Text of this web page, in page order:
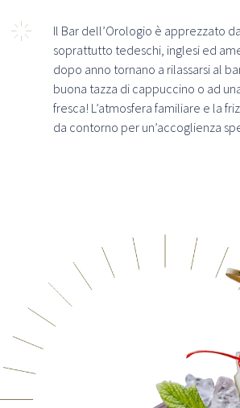
Il Bar dell’Orologio è apprezzato
soprattutto tedeschi, inglesi ed
dopo anno tornano a rilassarsi al
buona tazza di cappuccino o ad
fresca! L’atmosfera familiare e la
da contorno per un’accoglienza